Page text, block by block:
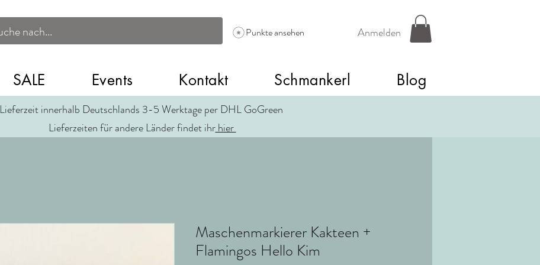
Anmelden
Punkte ansehen
SALE Events Kontakt Schmankerl Blog
Lieferzeit innerhalb Deutschlands 3-5 Werktage per DHL GoGreen
Lieferzeiten für andere Länder findet ihrhier
Maschenmarkierer Kakteen +
Flamingos Hello Kim